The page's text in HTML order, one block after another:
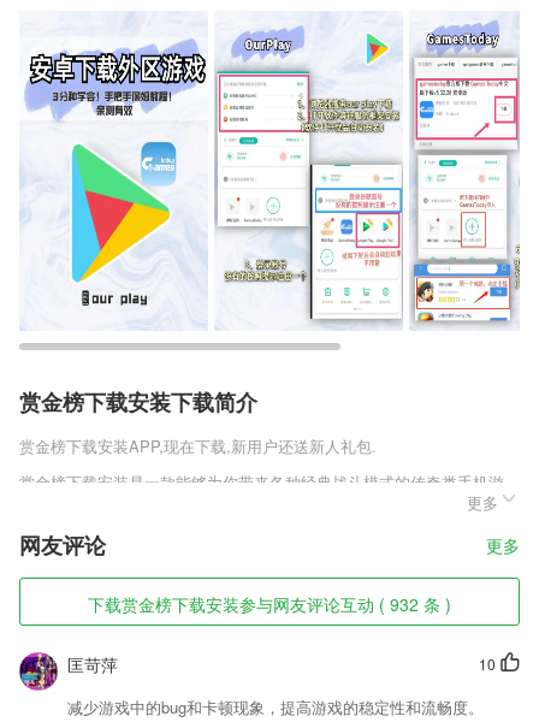
赏金榜下载安装下载简介
赏金榜下载安装APP,现在下载,新用户还送新人礼包.
赏金榜下载安装是一款能够为你带来各种经典战斗模式的传奇类手机游
戏，更多新颖的玩法设定将会让游戏更加的与众不同，你将通过一系列经
典的战场模式来体验传奇的魅力。大量的福利玩法能够为你带来全新的奖
励，同时也能给予你各种不同的挑战。
赏金榜下载安装软件特色
1,设备连接 通过蓝牙连接本米本智写板
2,支持在线的购票购物省去的排队等候哦
3,还能够及时的跟家长沟通学生的健康管理情况，并且还能够与学校同
更多
网友评论 更多
下载赏金榜下载安装参与网友评论互动 ( 932 条 )
10
匡苛萍
减少游戏中的bug和卡顿现象，提高游戏的稳定性和流畅度。